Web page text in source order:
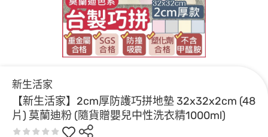
新生活家
【新生活家】2cm厚防護巧拼地墊 32x32x2cm (48
片) 莫蘭迪粉 (隨貨贈嬰兒中性洗衣精1000ml)